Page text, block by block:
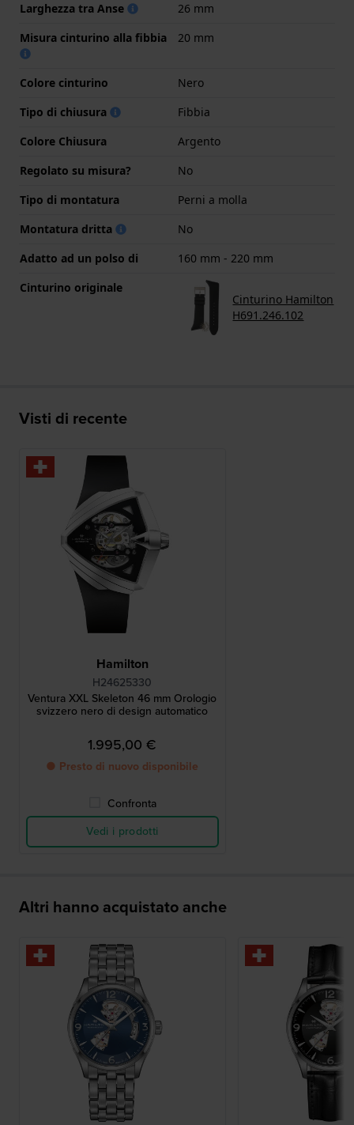
Larghezza tra Anse
26 mm
Misura cinturino alla fibbia
20 mm
Colore cinturino
Nero
Tipo di chiusura
Fibbia
Colore Chiusura
Argento
Regolato su misura?
No
Tipo di montatura
Perni a molla
Montatura dritta
No
Adatto ad un polso di
160 mm - 220 mm
Cinturino originale
Cinturino Hamilton
H691.246.102
Visti di recente
Hamilton
H24625330
Ventura XXL Skeleton 46 mm Orologio
svizzero nero di design automatico
1.995,00 €
● Presto di nuovo disponibile
Confronta
Vedi i prodotti
Altri hanno acquistato anche